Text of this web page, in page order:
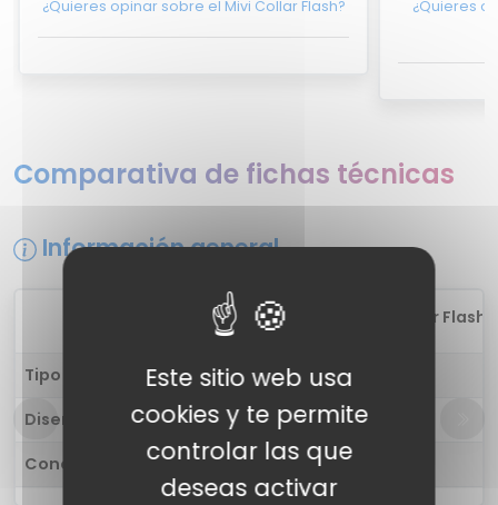
¿Quieres opinar sobre el Mivi Collar Flash? ¿Quieres
Comparativa de fichas técnicas
Información general
Mivi Collar Flash
Tipo de auricular
in-ear
Diseño
-
Conectividad
Inalámbrica
Este sitio web usa
cookies y te permite
controlar las que
deseas activar